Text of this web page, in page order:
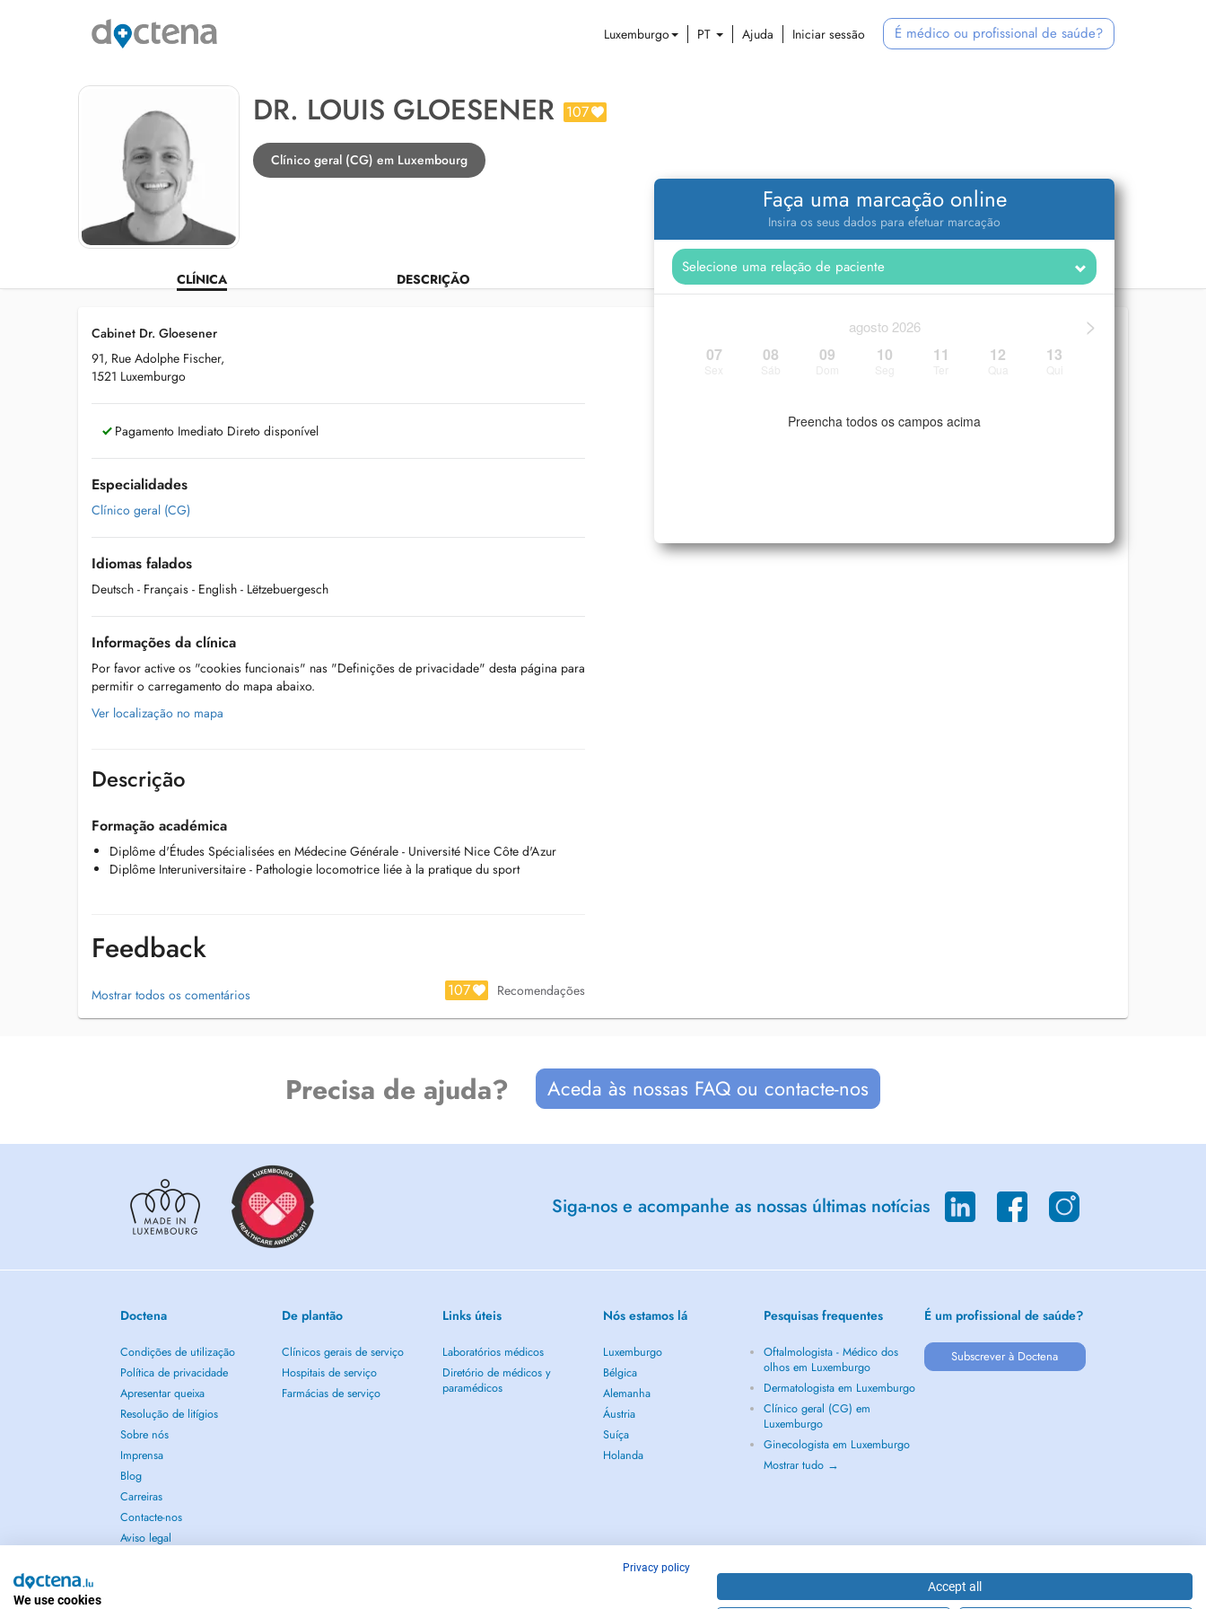
Luxemburgo PT Ajuda Iniciar sessão É médico ou profissional de saúde?
DR. LOUIS GLOESENER 107
Clínico geral (CG) em Luxembourg
CLÍNICA DESCRIÇÃO
Faça uma marcação online
Insira os seus dados para efetuar marcação
>
agosto 2026
07 08 09 10 11 12 13
Preencha todos os campos acima
Cabinet Dr. Gloesener
91, Rue Adolphe Fischer,
1521 Luxemburgo
Pagamento Imediato Direto disponível
Especialidades
Clínico geral (CG)
Idiomas falados
Deutsch - Français - English - Lëtzebuergesch
Informações da clínica
Por favor active os "cookies funcionais" nas "Definições de privacidade" desta página para
permitir o carregamento do mapa abaixo.
Ver localização no mapa
Descrição
Formação académica
Diplôme d'Études Spécialisées en Médecine Générale - Université Nice Côte d'Azur
Diplôme Interuniversitaire - Pathologie locomotrice liée à la pratique du sport
Feedback
Mostrar todos os comentários 107 Recomendações
Precisa de ajuda? Aceda às nossas FAQ ou contacte-nos
Siga-nos e acompanhe as nossas últimas notícias
Doctena
Condições de utilização
Política de privacidade
Apresentar queixa
Resolução de litígios
Sobre nós
Imprensa
Blog
Carreiras
Contacte-nos
Aviso legal
De plantão
Clínicos gerais de serviço
Hospitais de serviço
Farmácias de serviço
Links úteis
Laboratórios médicos
Diretório de médicos y
paramédicos
Nós estamos lá
Luxemburgo
Bélgica
Alemanha
Áustria
Suíça
Holanda
Pesquisas frequentes
Oftalmologista - Médico dos
olhos em Luxemburgo
Dermatologista em Luxemburgo
Clínico geral (CG) em
Luxemburgo
Ginecologista em Luxemburgo
Mostrar tudo →
É um profissional de saúde?
Subscrever à Doctena
Privacy policy
We use cookies
Accept all